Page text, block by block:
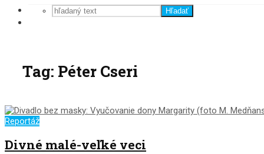
Hľadať
Tag: Péter Cseri
Reportáž
Divné malé-veľké veci